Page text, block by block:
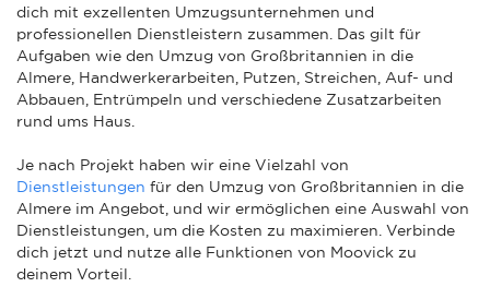
dich mit exzellenten Umzugsunternehmen und
professionellen Dienstleistern zusammen. Das gilt für
Aufgaben wie den Umzug von Großbritannien in die
Almere, Handwerkerarbeiten, Putzen, Streichen, Auf- und
Abbauen, Entrümpeln und verschiedene Zusatzarbeiten
rund ums Haus.
Je nach Projekt haben wir eine Vielzahl von
Dienstleistungen für den Umzug von Großbritannien in die
Almere im Angebot, und wir ermöglichen eine Auswahl von
Dienstleistungen, um die Kosten zu maximieren. Verbinde
dich jetzt und nutze alle Funktionen von Moovick zu
deinem Vorteil.